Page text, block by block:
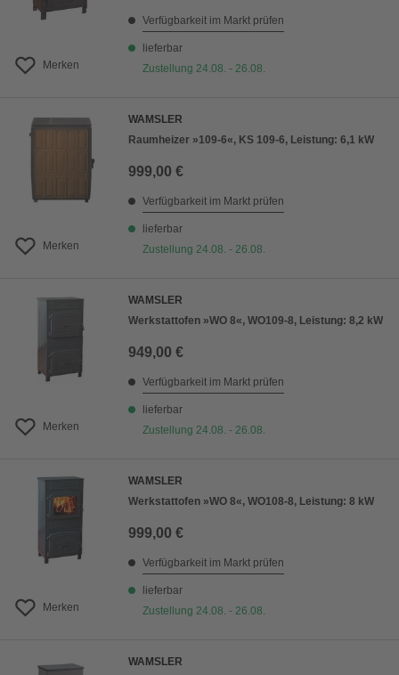
Merken
Verfügbarkeit im Markt prüfen
lieferbar
Zustellung 24.08. - 26.08.
Merken
WAMSLER
Raumheizer »109-6«, KS 109-6, Leistung: 6,1 kW
999,00 €
Verfügbarkeit im Markt prüfen
lieferbar
Zustellung 24.08. - 26.08.
Merken
WAMSLER
Werkstattofen »WO 8«, WO109-8, Leistung: 8,2 kW
949,00 €
Verfügbarkeit im Markt prüfen
lieferbar
Zustellung 24.08. - 26.08.
Merken
WAMSLER
Werkstattofen »WO 8«, WO108-8, Leistung: 8 kW
999,00 €
Verfügbarkeit im Markt prüfen
lieferbar
Zustellung 24.08. - 26.08.
WAMSLER